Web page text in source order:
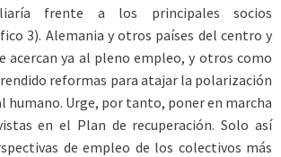
frente a los principales socios
3). Alemania y otros países del centro y
acercan ya al pleno empleo, y otros como
reformas para atajar la polarización
humano. Urge, por tanto, poner en marcha
en el Plan de recuperación. Solo así
de empleo de los colectivos más